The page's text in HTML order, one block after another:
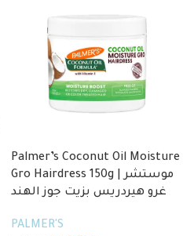
Palmer’s Coconut Oil Moisture
Gro Hairdress 150g | موستشر
غرو هيردريس بزيت جوز الهند
PALMER'S